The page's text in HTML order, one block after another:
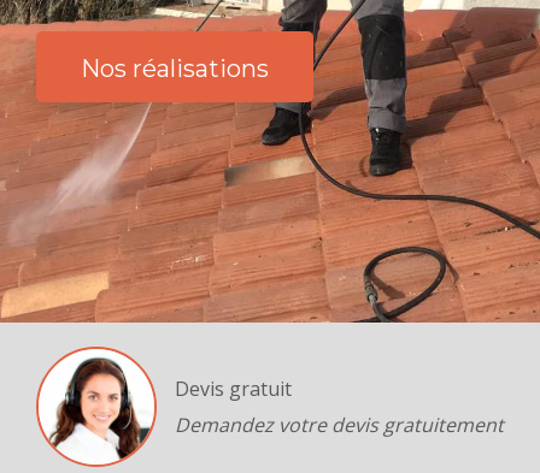
Nos réalisations
Devis gratuit
Demandez votre devis gratuitement